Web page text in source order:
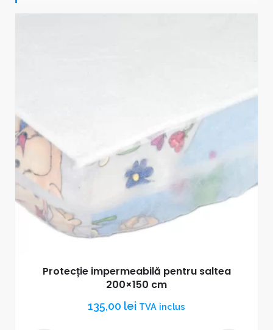
Protecție impermeabilă pentru saltea
200×150 cm
135,00 lei TVA inclus